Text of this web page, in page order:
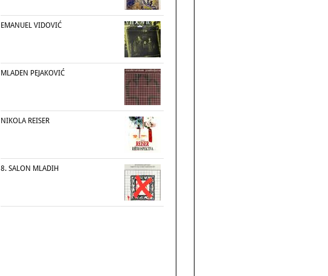
EMANUEL VIDOVIĆ
MLADEN PEJAKOVIĆ
NIKOLA REISER
8. SALON MLADIH